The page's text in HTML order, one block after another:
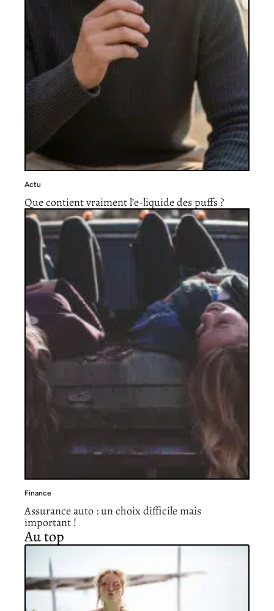
Actu
Que contient vraiment l’e-liquide des puffs ?
Finance
Assurance auto : un choix difficile mais
important !
Au top